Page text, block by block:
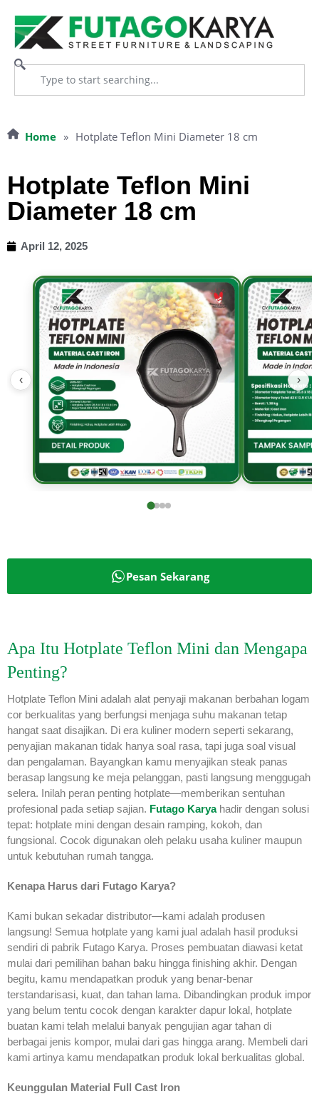
Home » Hotplate Teflon Mini Diameter 18 cm
Hotplate Teflon Mini
Diameter 18 cm
April 12, 2025
‹ ›
Pesan Sekarang
Apa Itu Hotplate Teflon Mini dan Mengapa
Penting?
Hotplate Teflon Mini adalah alat penyaji makanan berbahan logam
cor berkualitas yang berfungsi menjaga suhu makanan tetap
hangat saat disajikan. Di era kuliner modern seperti sekarang,
penyajian makanan tidak hanya soal rasa, tapi juga soal visual
dan pengalaman. Bayangkan kamu menyajikan steak panas
berasap langsung ke meja pelanggan, pasti langsung menggugah
selera. Inilah peran penting hotplate—memberikan sentuhan
profesional pada setiap sajian. Futago Karyahadir dengan solusi
tepat: hotplate mini dengan desain ramping, kokoh, dan
fungsional. Cocok digunakan oleh pelaku usaha kuliner maupun
untuk kebutuhan rumah tangga.
Kenapa Harus dari Futago Karya?
Kami bukan sekadar distributor—kami adalah produsen
langsung! Semua hotplate yang kami jual adalah hasil produksi
sendiri di pabrik Futago Karya. Proses pembuatan diawasi ketat
mulai dari pemilihan bahan baku hingga finishing akhir. Dengan
begitu, kamu mendapatkan produk yang benar-benar
terstandarisasi, kuat, dan tahan lama. Dibandingkan produk impor
yang belum tentu cocok dengan karakter dapur lokal, hotplate
buatan kami telah melalui banyak pengujian agar tahan di
berbagai jenis kompor, mulai dari gas hingga arang. Membeli dari
kami artinya kamu mendapatkan produk lokal berkualitas global.
Keunggulan Material Full Cast Iron